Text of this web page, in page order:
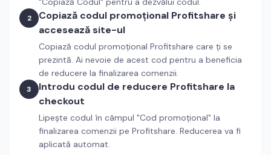
2 Copiază codul promoțional Profitshare și
accesează site-ul
Copiază codul promoțional Profitshare care ți se
prezintă. Ai nevoie de acest cod pentru a beneficia
de reducere la finalizarea comenzii.
3 Introdu codul de reducere Profitshare la
checkout
Lipește codul în câmpul "Cod promoțional" la
finalizarea comenzii pe Profitshare. Reducerea va fi
aplicată automat.